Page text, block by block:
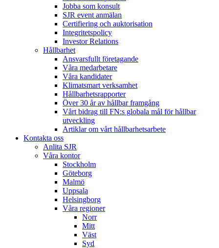
Jobba som konsult
SJR event anmälan
Certifiering och auktorisation
Integritetspolicy
Investor Relations
Hållbarhet
Ansvarsfullt företagande
Våra medarbetare
Våra kandidater
Klimatsmart verksamhet
Hållbarhetsrapporter
Över 30 år av hållbar framgång
Vårt bidrag till FN:s globala mål för hållbar
utveckling
Artiklar om vårt hållbarhetsarbete
Kontakta oss
Anlita SJR
Våra kontor
Stockholm
Göteborg
Malmö
Uppsala
Helsingborg
Våra regioner
Norr
Mitt
Väst
Syd